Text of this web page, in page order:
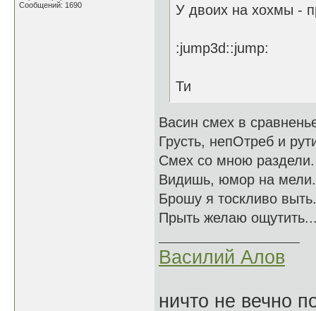
Сообщений: 1690
У двоих на хохмы -
:jump3d::jump:
Ти
Васин смех в
Грусть, непОтреб и
Смех со мною раздели.
Видишь, юмор на мели.
Брошу я тоскливо выть.
Прыть желаю
Василий Алов
ничто не вечно